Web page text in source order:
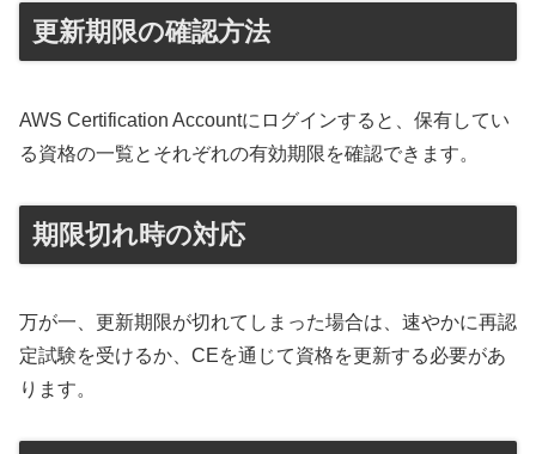
更新期限の確認方法
AWS Certification Accountにログインすると、保有してい
る資格の一覧とそれぞれの有効期限を確認できます。
期限切れ時の対応
万が一、更新期限が切れてしまった場合は、速やかに再認
定試験を受けるか、CEを通じて資格を更新する必要があ
ります。